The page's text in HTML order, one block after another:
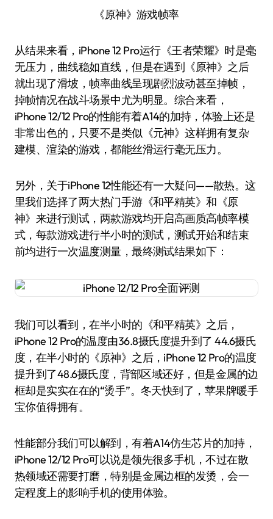
《原神》游戏帧率
从结果来看，iPhone 12 Pro运行《王者荣耀》时是毫
无压力，曲线稳如直线，但是在遇到《原神》之后
就出现了滑坡，帧率曲线呈现剧烈波动甚至掉帧，
掉帧情况在战斗场景中尤为明显。综合来看，
iPhone 12/12 Pro的性能有着A14的加持，体验上还是
非常出色的，只要不是类似《元神》这样拥有复杂
建模、渲染的游戏，都能丝滑运行毫无压力。
另外，关于iPhone 12性能还有一大疑问——散热。这
里我们选择了两大热门手游《和平精英》和《原
神》来进行测试，两款游戏均开启高画质高帧率模
式，每款游戏进行半小时的测试，测试开始和结束
前均进行一次温度测量，最终测试结果如下：
我们可以看到，在半小时的《和平精英》之后，
iPhone 12 Pro的温度由36.8摄氏度提升到了 44.6摄氏
度，在半小时的《原神》之后，iPhone 12 Pro的温度
提升到了48.6摄氏度，背部区域还好，但是金属的边
框却是实实在在的“烫手”。冬天快到了，苹果牌暖手
宝你值得拥有。
性能部分我们可以解到，有着A14仿生芯片的加持，
iPhone 12/12 Pro可以说是领先很多手机，不过在散
热领域还需要打磨，特别是金属边框的发烫，会一
定程度上的影响手机的使用体验。